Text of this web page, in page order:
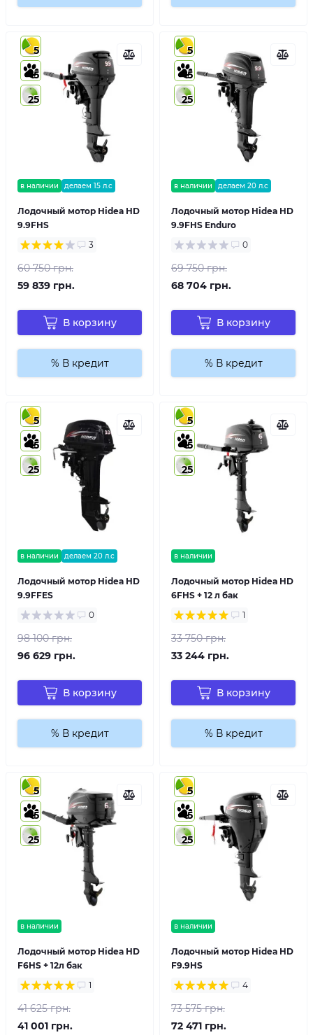
в наличии делаем 15 л.с
Лодочный мотор Hidea HD
9.9FHS
5
5
25
3
60 750 грн.
59 839 грн.
В корзину
% В кредит
в наличии делаем 20 л.с
Лодочный мотор Hidea HD
9.9FHS Enduro
5
5
25
0
69 750 грн.
68 704 грн.
В корзину
% В кредит
в наличии делаем 20 л.с
Лодочный мотор Hidea HD
9.9FFES
5
5
25
0
98 100 грн.
96 629 грн.
В корзину
% В кредит
в наличии
Лодочный мотор Hidea HD
6FHS + 12 л бак
5
5
25
1
33 750 грн.
33 244 грн.
В корзину
% В кредит
в наличии
Лодочный мотор Hidea HD
F6HS + 12л бак
5
5
25
1
41 625 грн.
41 001 грн.
в наличии
Лодочный мотор Hidea HD
F9.9HS
5
5
25
4
73 575 грн.
72 471 грн.